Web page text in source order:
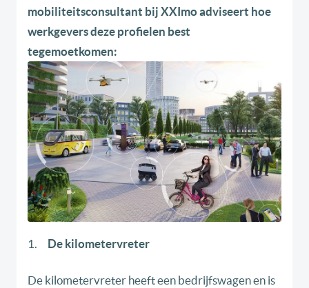
mobiliteitsconsultant bij XXImo adviseert hoe
werkgevers deze profielen best
tegemoetkomen:
1. De kilometervreter
De kilometervreter heeft een bedrijfswagen en is